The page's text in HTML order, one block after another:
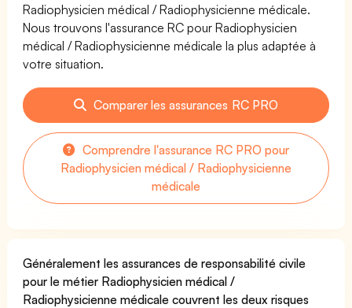
Radiophysicien médical / Radiophysicienne médicale.
Nous trouvons l'assurance RC pour Radiophysicien
médical / Radiophysicienne médicale la plus adaptée à
votre situation.
Comparer les assurances RC PRO
Comprendre l'assurance RC PRO pour
Radiophysicien médical / Radiophysicienne
médicale
Généralement les assurances de responsabilité civile
pour le métier Radiophysicien médical /
Radiophysicienne médicale couvrent les deux risques